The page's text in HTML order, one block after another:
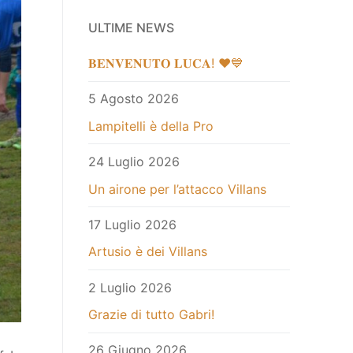
ULTIME NEWS
𝐁𝐄𝐍𝐕𝐄𝐍𝐔𝐓𝐎 𝐋𝐔𝐂𝐀! ❤️💙
5 Agosto 2026
Lampitelli è della Pro
24 Luglio 2026
Un airone per l’attacco Villans
17 Luglio 2026
Artusio è dei Villans
2 Luglio 2026
Grazie di tutto Gabri!